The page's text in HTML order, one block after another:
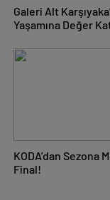
Galeri Alt
Yaşamına Değer
KODA’dan Sezona
Final!